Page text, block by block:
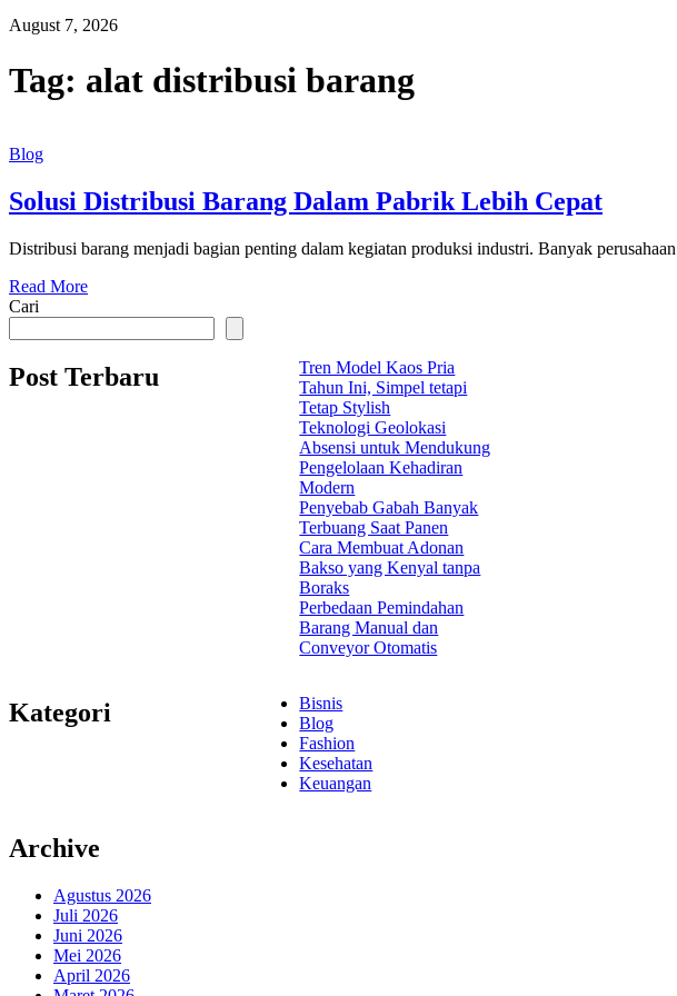
August 7, 2026
Tag: alat distribusi barang
Blog
Solusi Distribusi Barang Dalam Pabrik Lebih Cepat
Distribusi barang menjadi bagian penting dalam kegiatan produksi industri. Banyak
Read More
Cari
Post Terbaru
Tren Model Kaos Pria
Tahun Ini, Simpel tetapi
Tetap Stylish
Teknologi Geolokasi
Absensi untuk Mendukung
Pengelolaan Kehadiran
Modern
Penyebab Gabah Banyak
Terbuang Saat Panen
Cara Membuat Adonan
Bakso yang Kenyal tanpa
Boraks
Perbedaan Pemindahan
Barang Manual dan
Conveyor Otomatis
Kategori
Bisnis
Blog
Fashion
Kesehatan
Keuangan
Archive
Agustus 2026
Juli 2026
Juni 2026
Mei 2026
April 2026